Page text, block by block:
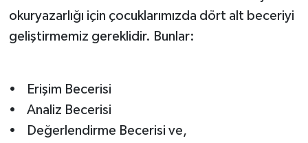
okuryazarlığı için çocuklarımızda dört alt beceriyi
geliştirmemiz gereklidir. Bunlar:
• Erişim Becerisi
• Analiz Becerisi
• Değerlendirme Becerisi ve,